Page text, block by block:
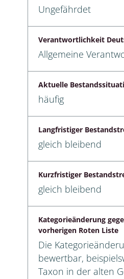
Ungefährdet
Verantwortlichkeit
Allgemeine
Aktuelle
häufig
Langfristiger
gleich bleibend
Kurzfristiger
gleich bleibend
Kategorieänderung
vorherigen Roten Liste
Die
bewertbar,
Taxon in der alten